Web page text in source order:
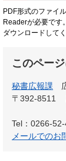
PDF形式のファイ
Readerが必要です。
ダウンロードして
このペー
秘書広報課
〒392-8511
Tel：0266-52-
メールでのお